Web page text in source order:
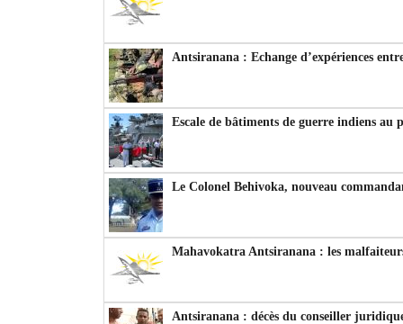
Antsiranana : Echange d’expériences
Escale de bâtiments de guerre indiens au
Le Colonel Behivoka, nouveau
Mahavokatra Antsiranana : les
Antsiranana : décès du conseiller